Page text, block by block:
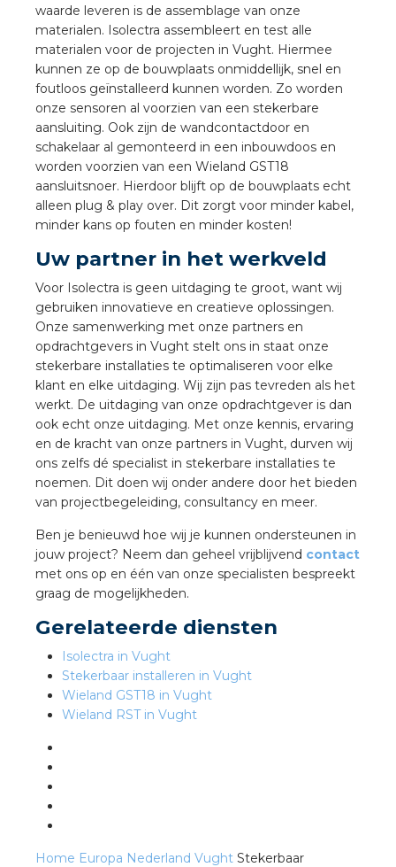
waarde leveren is de assemblage van onze
materialen. Isolectra assembleert en test alle
materialen voor de projecten in Vught. Hiermee
kunnen ze op de bouwplaats onmiddellijk, snel en
foutloos geïnstalleerd kunnen worden. Zo worden
onze sensoren al voorzien van een stekerbare
aansluiting. Ook zijn de wandcontactdoor en
schakelaar al gemonteerd in een inbouwdoos en
worden voorzien van een Wieland GST18
aansluitsnoer. Hierdoor blijft op de bouwplaats echt
alleen plug & play over. Dit zorgt voor minder kabel,
minder kans op fouten en minder kosten!
Uw partner in het werkveld
Voor Isolectra is geen uitdaging te groot, want wij
gebruiken innovatieve en creatieve oplossingen.
Onze samenwerking met onze partners en
opdrachtgevers in Vught stelt ons in staat onze
stekerbare installaties te optimaliseren voor elke
klant en elke uitdaging. Wij zijn pas tevreden als het
werkt. De uitdaging van onze opdrachtgever is dan
ook echt onze uitdaging. Met onze kennis, ervaring
en de kracht van onze partners in Vught, durven wij
ons zelfs dé specialist in stekerbare installaties te
noemen. Dit doen wij onder andere door het bieden
van projectbegeleiding, consultancy en meer.
Ben je benieuwd hoe wij je kunnen ondersteunen in
jouw project? Neem dan geheel vrijblijvend contact
met ons op en één van onze specialisten bespreekt
graag de mogelijkheden.
Gerelateerde diensten
Isolectra in Vught
Stekerbaar installeren in Vught
Wieland GST18 in Vught
Wieland RST in Vught
Home Europa Nederland Vught Stekerbaar
installeren in de tuinbouw
stekerbare vlakkabel
GST®
RST®
Academy
waarde